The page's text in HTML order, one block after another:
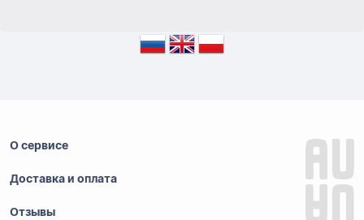
О сервисе
Доставка и оплата
Отзывы